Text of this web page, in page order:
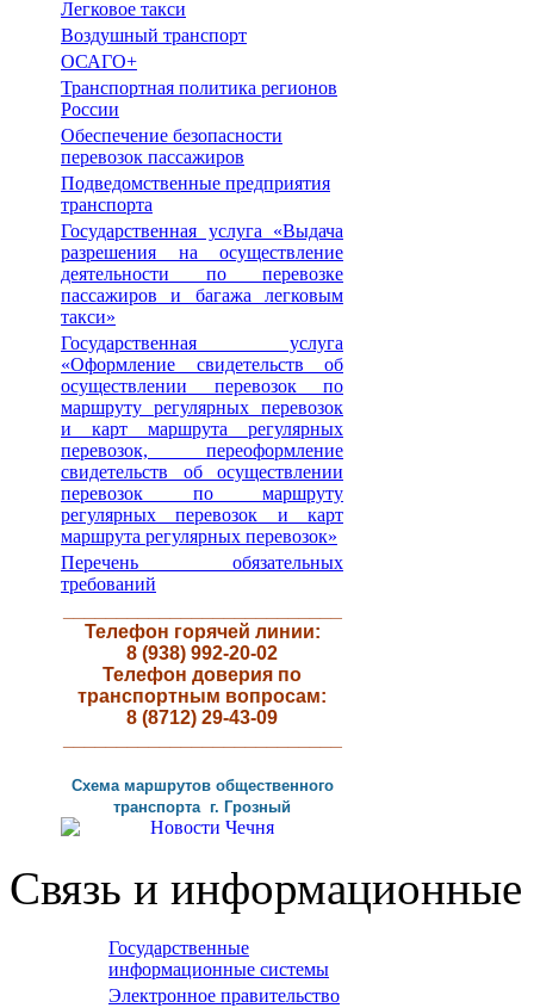
Легковое такси
Воздушный транспорт
ОСАГО+
Транспортная политика регионов
России
Обеспечение безопасности
перевозок пассажиров
Подведомственные предприятия
транспорта
Государственная услуга «Выдача
разрешения на осуществление
деятельности по перевозке
пассажиров и багажа легковым
такси»
Государственная услуга
«Оформление свидетельств об
осуществлении перевозок по
маршруту регулярных перевозок
и карт маршрута регулярных
перевозок, переоформление
свидетельств об осуществлении
перевозок по маршруту
регулярных перевозок и карт
маршрута регулярных перевозок»
Перечень обязательных
требований
Телефон горячей линии:
8 (938) 992-20-02
Телефон доверия по
транспортным вопросам:
8 (8712) 29-43-09
Схема маршрутов общественного
транспорта г. Грозный
Связь и информационные
Государственные
информационные системы
Электронное правительство